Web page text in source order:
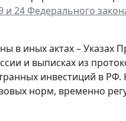
и 24 Федерального
в иных актах – Указах
и выписках из
инвестиций в РФ.
норм, временно